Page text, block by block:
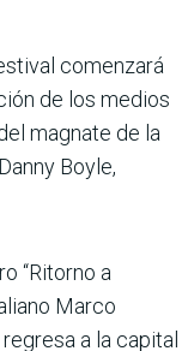
comenzará
de los medios
magnate de la
Boyle,
“Ritorno a
Marco
a la capital